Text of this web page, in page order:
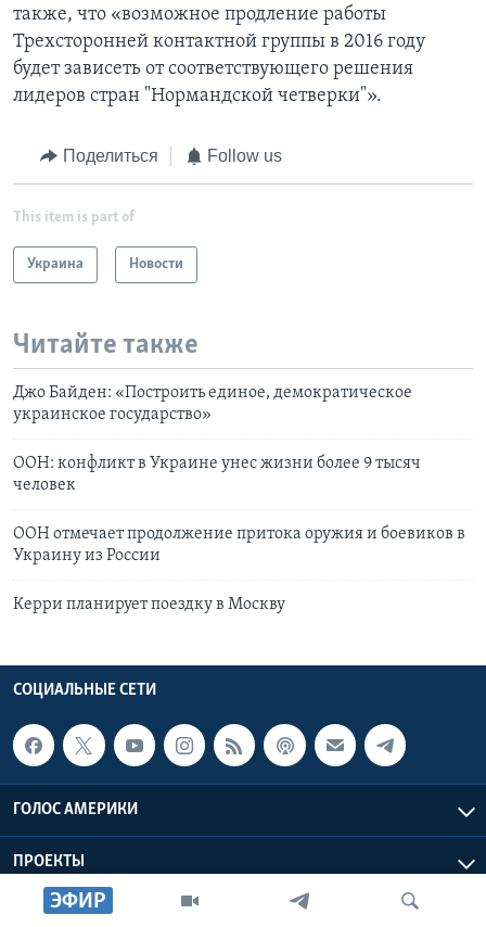
ЭФИР
также, что «возможное продление работы
Трехсторонней контактной группы в 2016 году
будет зависеть от соответствующего решения
лидеров стран "Нормандской четверки"».
Поделиться Follow us
This item is part of
Украина Новости
Читайте также
Джо Байден: «Построить единое, демократическое
украинское государство»
ООН: конфликт в Украине унес жизни более 9 тысяч
человек
ООН отмечает продолжение притока оружия и боевиков в
Украину из России
Керри планирует поездку в Москву
СОЦИАЛЬНЫЕ СЕТИ
ГОЛОС АМЕРИКИ
ПРОЕКТЫ